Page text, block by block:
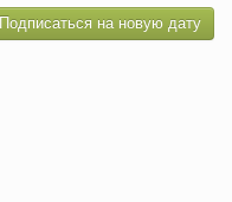
Подписаться на новую дату